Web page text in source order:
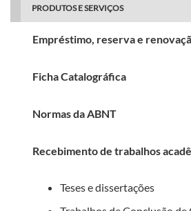
PRODUTOS E SERVIÇOS
Empréstimo, reserva e
Ficha Catalográfica
Normas da ABNT
Recebimento de trabalhos
Teses e dissertações